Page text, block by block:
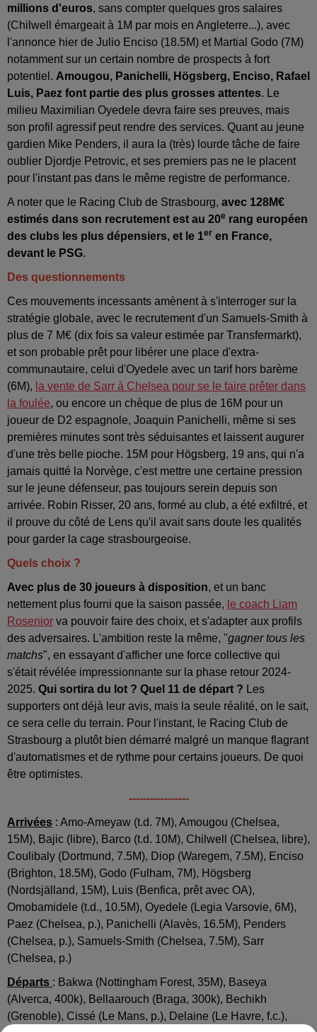
millions d'euros, sans compter quelques gros salaires
(Chilwell émargeait à 1M par mois en Angleterre...), avec
l'annonce hier de Julio Enciso (18.5M) et Martial Godo (7M)
notamment sur un certain nombre de prospects à fort
potentiel. Amougou, Panichelli, Högsberg, Enciso, Rafael
Luis, Paez font partie des plus grosses attentes. Le
milieu Maximilian Oyedele devra faire ses preuves, mais
son profil agressif peut rendre des services. Quant au jeune
gardien Mike Penders, il aura la (très) lourde tâche de faire
oublier Djordje Petrovic, et ses premiers pas ne le placent
pour l'instant pas dans le même registre de performance.
A noter que le Racing Club de Strasbourg, avec 128M€
estimés dans son recrutement est au 20e rang européen
des clubs les plus dépensiers, et le 1er en France,
devant le PSG.
Des questionnements
Ces mouvements incessants amènent à s'interroger sur la
stratégie globale, avec le recrutement d'un Samuels-Smith à
plus de 7 M€ (dix fois sa valeur estimée par Transfermarkt),
et son probable prêt pour libérer une place d'extra-
communautaire, celui d'Oyedele avec un tarif hors barème
(6M), la vente de Sarr à Chelsea pour se le faire prêter dans
la foulée, ou encore un chèque de plus de 16M pour un
joueur de D2 espagnole, Joaquin Panichelli, même si ses
premières minutes sont très séduisantes et laissent augurer
d'une très belle pioche. 15M pour Högsberg, 19 ans, qui n'a
jamais quitté la Norvège, c'est mettre une certaine pression
sur le jeune défenseur, pas toujours serein depuis son
arrivée. Robin Risser, 20 ans, formé au club, a été exfiltré, et
il prouve du côté de Lens qu'il avait sans doute les qualités
pour garder la cage strasbourgeoise.
Quels choix ?
Avec plus de 30 joueurs à disposition, et un banc
nettement plus fourni que la saison passée, le coach Liam
Rosenior va pouvoir faire des choix, et s'adapter aux profils
des adversaires. L'ambition reste la même, "gagner tous les
matchs", en essayant d'afficher une force collective qui
s'était révélée impressionnante sur la phase retour 2024-
2025. Qui sortira du lot ? Quel 11 de départ ? Les
supporters ont déjà leur avis, mais la seule réalité, on le sait,
ce sera celle du terrain. Pour l'instant, le Racing Club de
Strasbourg a plutôt bien démarré malgré un manque flagrant
d'automatismes et de rythme pour certains joueurs. De quoi
être optimistes.
-----------------
Arrivées : Amo-Ameyaw (t.d. 7M), Amougou (Chelsea,
15M), Bajic (libre), Barco (t.d. 10M), Chilwell (Chelsea, libre),
Coulibaly (Dortmund, 7.5M), Diop (Waregem, 7.5M), Enciso
(Brighton, 18.5M), Godo (Fulham, 7M), Högsberg
(Nordsjälland, 15M), Luis (Benfica, prêt avec OA),
Omobamidele (t.d., 10.5M), Oyedele (Legia Varsovie, 6M),
Paez (Chelsea, p.), Panichelli (Alavès, 16.5M), Penders
(Chelsea, p.), Samuels-Smith (Chelsea, 7.5M), Sarr
(Chelsea, p.)
Départs : Bakwa (Nottingham Forest, 35M), Baseya
(Alverca, 400k), Bellaarouch (Braga, 300k), Bechikh
(Grenoble), Cissé (Le Mans, p.), Delaine (Le Havre, f.c.),